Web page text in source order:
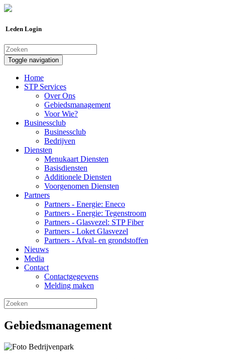
Leden Login
Toggle navigation
Home
STP Services
Over Ons
Gebiedsmanagement
Voor Wie?
Businessclub
Businessclub
Bedrijven
Diensten
Menukaart Diensten
Basisdiensten
Additionele Diensten
Voorgenomen Diensten
Partners
Partners - Energie: Eneco
Partners - Energie: Tegenstroom
Partners - Glasvezel: STP Fiber
Partners - Loket Glasvezel
Partners - Afval- en grondstoffen
Nieuws
Media
Contact
Contactgegevens
Melding maken
Gebiedsmanagement